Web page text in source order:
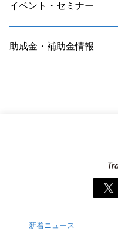
イベント・セミナー
助成金・補助金情報
新着ニュース